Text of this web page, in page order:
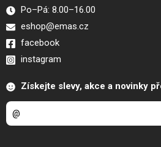
Po–Pá: 8.00–16.00
eshop@emas.cz
facebook
instagram
Získejte slevy, akce a novinky